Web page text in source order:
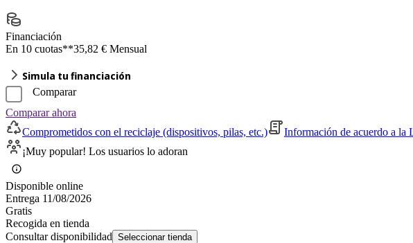
Financiación
En 10 cuotas**35,82 € Mensual
Simula tu financiación
Comparar
Comparar ahora
Comprometidos con el reciclaje (dispositivos, pilas, etc.)
Información de acuerdo a la
¡Muy popular! Los usuarios lo adoran
Disponible online
Entrega 11/08/2026
Gratis
Recogida en tienda
Consultar disponibilidad Seleccionar tienda